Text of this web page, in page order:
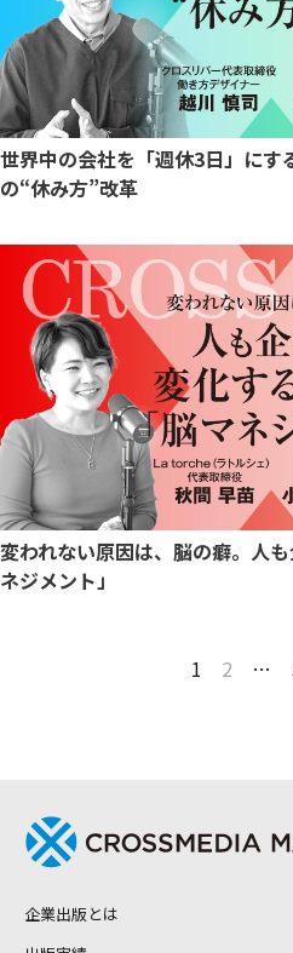
世界中の会社を「週休3日」にす
の“休み方”改革
変われない原因は、脳の癖。人
ネジメント」
1 2 …
企業出版とは